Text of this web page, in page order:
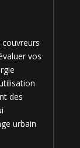
couvreurs
vos
des
urbain